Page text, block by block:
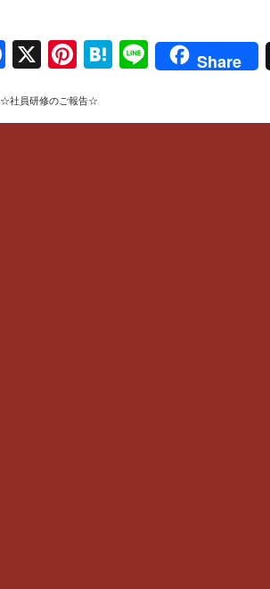
Facebook
X Pinterest
Hatena
LineShare
☆社員研修のご報告☆